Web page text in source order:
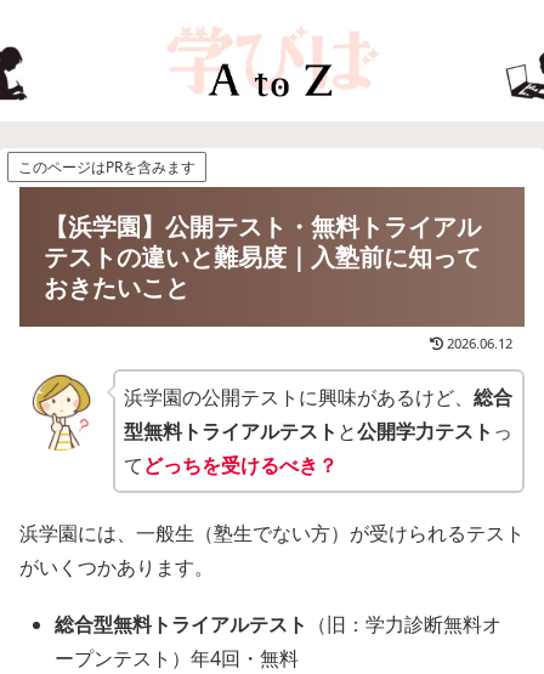
このページはPRを含みます
【浜学園】公開テスト・無料トライアル
テストの違いと難易度｜入塾前に知って
おきたいこと
2026.06.12
浜学園の公開テストに興味があるけど、 総合
型無料トライアルテスト と公開学力テスト っ
てどっちを受けるべき？
浜学園には、一般生（塾生でない方）が受けられるテスト
がいくつかあります。
総合型無料トライアルテスト （旧：学力診断無料オ
ープンテスト）年4回・無料